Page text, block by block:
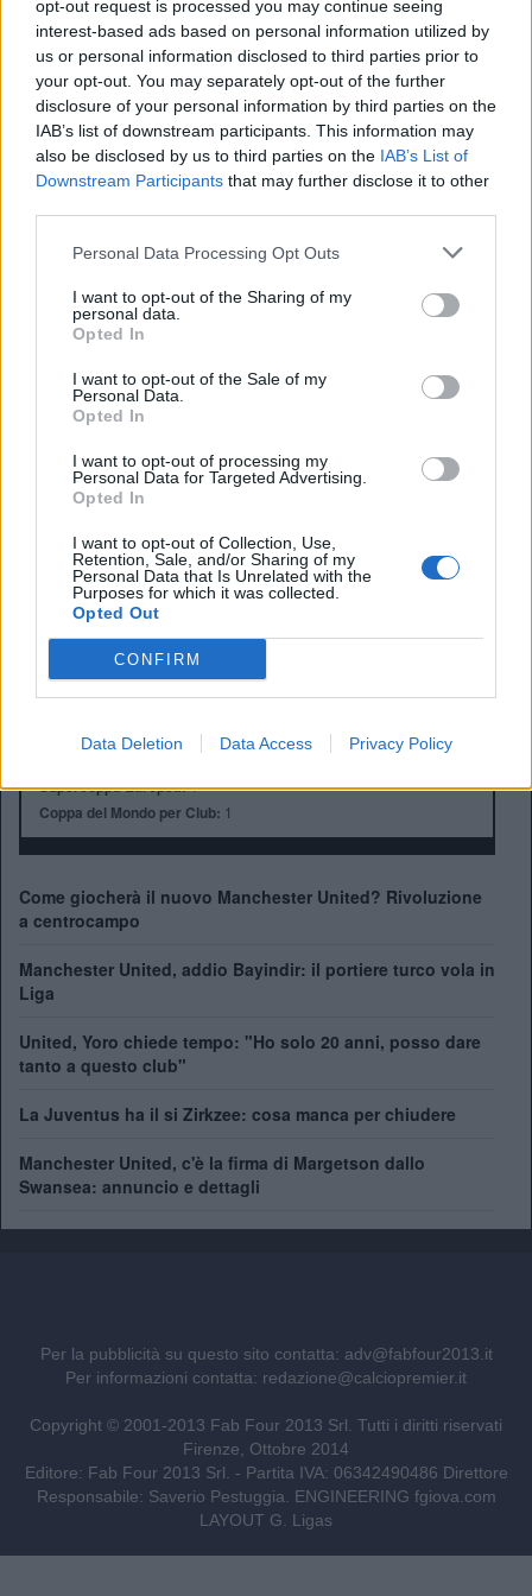
opt-out request is processed you may continue seeing
interest-based ads based on personal information utilized by
us or personal information disclosed to third parties prior to
your opt-out. You may separately opt-out of the further
disclosure of your personal information by third parties on the
IAB’s list of downstream participants. This information may
also be disclosed by us to third parties on the IAB’s List of
Downstream Participants that may further disclose it to other
Personal Data Processing Opt Outs
I want to opt-out of the Sharing of my
personal data.
Opted In
I want to opt-out of the Sale of my
Personal Data.
Opted In
I want to opt-out of processing my
Personal Data for Targeted Advertising.
Opted In
I want to opt-out of Collection, Use,
Retention, Sale, and/or Sharing of my
Personal Data that Is Unrelated with the
Purposes for which it was collected.
Opted Out
CONFIRM
Data Deletion Data Access Privacy Policy
giocare. Gioco per tutti quelli che sono rimasti nelle
favelas. Mi è capitato di giocare partite in cui gli avversari
erano spacciatori e, si, avevo paura. Qua al Bestis ho
ritrovato me stesso, finalmente sono felice. Non potevo
prendere decisione migliore:Siviglia è simile al mio
Brasile…La cucina, le persone e il sole, che ha ripreso a
splendere nella mia vita”
Anno di Fondazione:1878 come Newton Health LYR F.C.
Old Trafford (75.731)
Città: Manchester
Presidente:Avram Glazer e Joel Glazer
Manager:Ruben Amorim
ALBO D'ORO
Premier League:20
FA Cup:13
FA Community Shield: 21
Supercoppa Europea:1
Coppa del Mondo per Club: 1
Come giocherà il nuovo Manchester United? Rivoluzione
a centrocampo
Manchester United, addio Bayindir: il portiere turco vola in
Liga
United, Yoro chiede tempo: "Ho solo 20 anni, posso dare
tanto a questo club"
La Juventus ha il si Zirkzee: cosa manca per chiudere
Manchester United, c'è la firma di Margetson dallo
Swansea: annuncio e dettagli
Per la pubblicità su questo sito contatta: adv@fabfour2013.it
Per informazioni contatta: redazione@calciopremier.it
Copyright © 2001-2013 Fab Four 2013 Srl. Tutti i diritti riservati
Firenze, Ottobre 2014
Editore: Fab Four 2013 Srl. - Partita IVA: 06342490486 Direttore
Responsabile: Saverio Pestuggia. ENGINEERING fgiova.com
LAYOUT G. Ligas